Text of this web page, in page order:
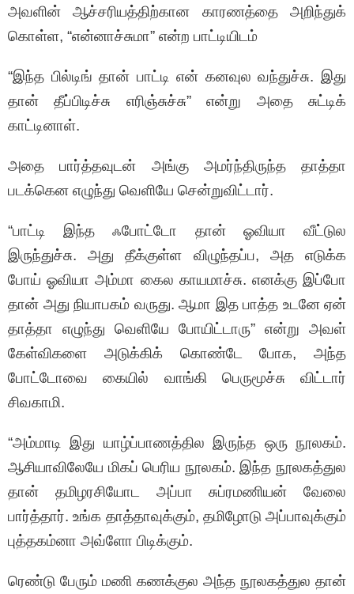
அவளின் ஆச்சரியத்திற்கான காரணத்தை அறிந்துக்
கொள்ள, “என்னாச்சுமா” என்ற பாட்டியிடம்
“இந்த பில்டிங் தான் பாட்டி என் கனவுல வந்துச்சு. இது
தான் தீப்பிடிச்சு எரிஞ்சுச்சு” என்று அதை சுட்டிக்
காட்டினாள்.
அதை பார்த்தவுடன் அங்கு அமர்ந்திருந்த தாத்தா
படக்கென எழுந்து வெளியே சென்றுவிட்டார்.
“பாட்டி இந்த ஃபோட்டோ தான் ஓவியா வீட்டுல
இருந்துச்சு. அது தீக்குள்ள விழுந்தப்ப, அத எடுக்க
போய் ஓவியா அம்மா கைல காயமாச்சு. எனக்கு இப்போ
தான் அது நியாபகம் வருது. ஆமா இத பாத்த உடனே ஏன்
தாத்தா எழுந்து வெளியே போயிட்டாரு” என்று அவள்
கேள்விகளை அடுக்கிக் கொண்டே போக, அந்த
போட்டோவை கையில் வாங்கி பெருமூச்சு விட்டார்
சிவகாமி.
“அம்மாடி இது யாழ்ப்பாணத்தில இருந்த ஒரு நூலகம்.
ஆசியாவிலேயே மிகப் பெரிய நூலகம். இந்த நூலகத்துல
தான் தமிழரசியோட அப்பா சுப்ரமணியன் வேலை
பார்த்தார். உங்க தாத்தாவுக்கும், தமிழோடு அப்பாவுக்கும்
புத்தகம்னா அவ்ளோ பிடிக்கும்.
ரெண்டு பேரும் மணி கணக்குல அந்த நூலகத்துல தான்